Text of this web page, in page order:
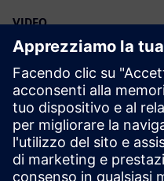
VIDEO
Callaway Golf
Designcenter e
Azienda: Callaway Golf
Sede: California, USA
Siemens Software: